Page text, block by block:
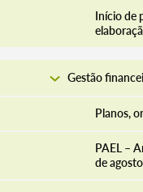
Início de
Gestão
Planos,
PAEL –
de agosto